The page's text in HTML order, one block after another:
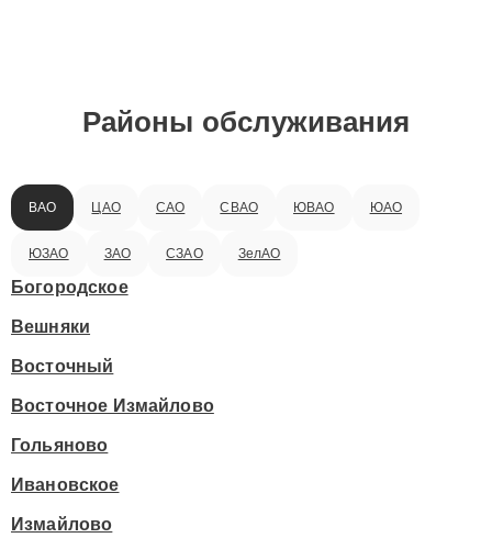
Районы обслуживания
ВАО ЦАО САО СВАО ЮВАО ЮАО
ЮЗАО ЗАО СЗАО ЗелАО
Богородское
Вешняки
Восточный
Восточное Измайлово
Гольяново
Ивановское
Измайлово